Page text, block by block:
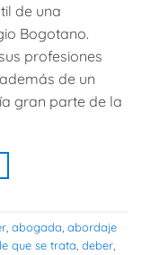
de una
Bogotano.
profesiones
de un
gran parte de la
abogada abordaje
que se trata deber